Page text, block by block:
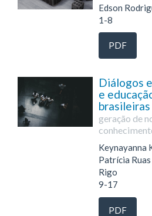
Edson
1-8
PDF
Diálogos
e
brasileiras
geração de
Keynayanna
Patrícia
Rigo
9-17
PDF